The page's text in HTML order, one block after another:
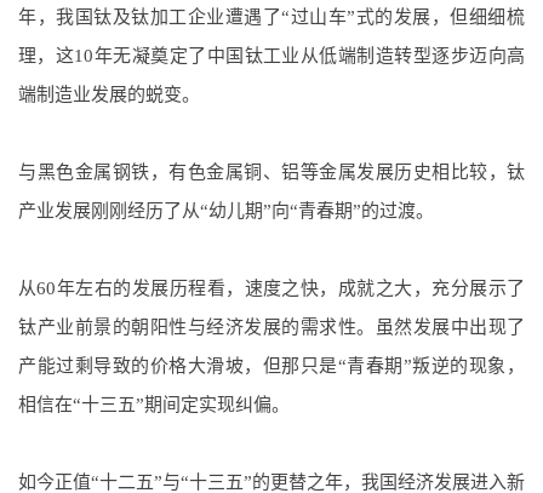
年，我国钛及钛加工企业遭遇了“过山车”式的发展，但细细梳
理，这10年无凝奠定了中国钛工业从低端制造转型逐步迈向高
端制造业发展的蜕变。
与黑色金属钢铁，有色金属铜、铝等金属发展历史相比较，钛
产业发展刚刚经历了从“幼儿期”向“青春期”的过渡。
从60年左右的发展历程看，速度之快，成就之大，充分展示了
钛产业前景的朝阳性与经济发展的需求性。虽然发展中出现了
产能过剩导致的价格大滑坡，但那只是“青春期”叛逆的现象，
相信在“十三五”期间定实现纠偏。
如今正值“十二五”与“十三五”的更替之年，我国经济发展进入新